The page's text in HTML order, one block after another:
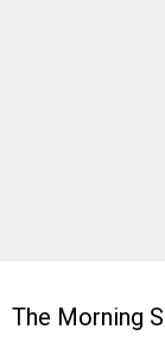
The Morning